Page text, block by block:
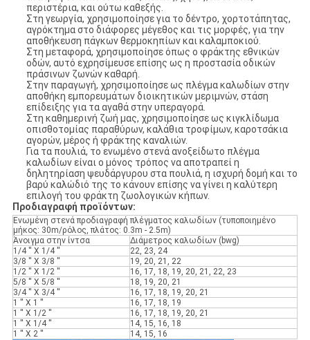
περιστέρια, και ούτω καθεξής.
Στη γεωργία, χρησιμοποίησε για το δέντρο, χορτοτάπητας,
αγρόκτημα στο διάφορες μέγεθος και τις μορφές, για την
αποθήκευση πάγκων θερμοκηπίων και καλαμποκιού.
Στη μεταφορά, χρησιμοποίησε όπως ο φράκτης εθνικών
οδών, αυτό εχρησίμευσε επίσης ως η προστασία οδικών
πράσινων ζωνών καθαρή.
Στην παραγωγή, χρησιμοποίησε ως πλέγμα καλωδίων στην
αποθήκη εμπορευμάτων διοικητικών μεριμνών, στάση
επίδειξης για τα αγαθά στην υπεραγορά.
Στη καθημερινή ζωή μας, χρησιμοποίησε ως κιγκλίδωμα
οπισθοτομίας παραθύρων, καλάθια τροφίμων, καροτσάκια
αγορών, μέρος ή φράκτης καναλιών.
Για τα πουλιά, το ενωμένο στενά ανοξείδωτο πλέγμα
καλωδίων είναι ο μόνος τρόπος να αποτραπεί η
δηλητηρίαση ψευδάργυρου στα πουλιά, η ισχυρή δομή και το
βαρύ καλώδιό της το κάνουν επίσης να γίνει η καλύτερη
επιλογή του φράκτη ζωολογικών κήπων.
Προδιαγραφή προϊόντων:
Ενωμένη στενά προδιαγραφή πλέγματος καλωδίων (τυποποιημένο
μήκος: 30m/ρόλος, πλάτος: 0.3m - 2.5m)
Άνοιγμα στην ίντσα
Διάμετρος καλωδίων (bwg)
1/4 '' Χ 1/4 ''
22, 23, 24
3/8 '' Χ 3/8 ''
19, 20, 21, 22
1/2 '' Χ 1/2 ''
16, 17, 18, 19, 20, 21, 22, 23
5/8 '' Χ 5/8 ''
18, 19, 20, 21
3/4 '' Χ 3/4 ''
16, 17, 18, 19, 20, 21
1 '' Χ 1 ''
16, 17, 18, 19
1 '' Χ 1/2 ''
16, 17, 18, 19, 20, 21
1 '' Χ 1/4 ''
14, 15, 16, 18
1 '' Χ 2 ''
14, 15, 16